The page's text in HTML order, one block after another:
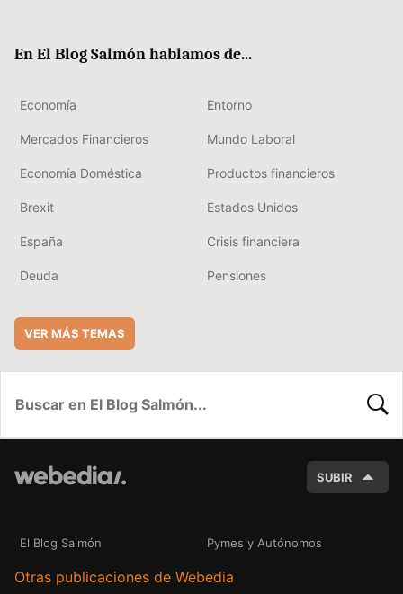
En El Blog Salmón hablamos de...
Economía Entorno
Mercados Financieros Mundo Laboral
Economía Doméstica Productos financieros
Brexit Estados Unidos
España Crisis financiera
Deuda Pensiones
VER MÁS TEMAS
SUBIR
El Blog Salmón Pymes y Autónomos
Otras publicaciones de Webedia